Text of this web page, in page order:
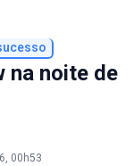
na noite de
00h53